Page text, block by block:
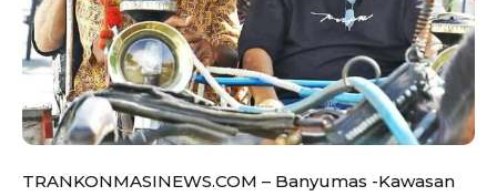
TRANKONMASINEWS.COM – Banyumas -Kawasan